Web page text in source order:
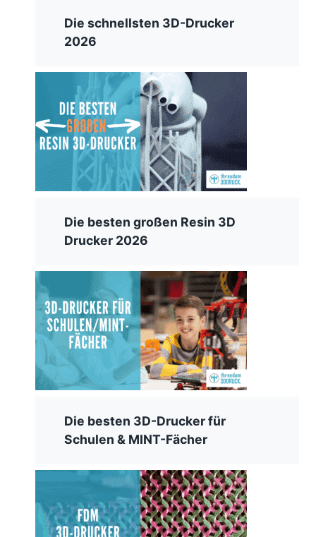
Die schnellsten 3D-Drucker
2026
Die besten großen Resin 3D
Drucker 2026
Die besten 3D-Drucker für
Schulen & MINT-Fächer